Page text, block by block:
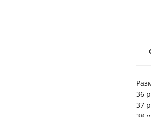
36
37